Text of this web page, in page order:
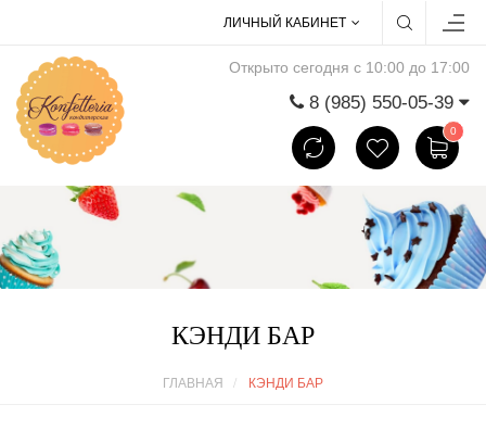
ЛИЧНЫЙ КАБИНЕТ
Открыто сегодня с 10:00 до 17:00
8 (985) 550-05-39
0
КЭНДИ БАР
ГЛАВНАЯ КЭНДИ БАР